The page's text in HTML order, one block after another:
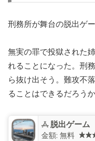
刑務所が舞台の脱出ゲー
無実の罪で投獄された
れることになった。刑
ら抜け出そう。難攻不
ることはできるだろうか
脱出ゲーム
金額: 無料